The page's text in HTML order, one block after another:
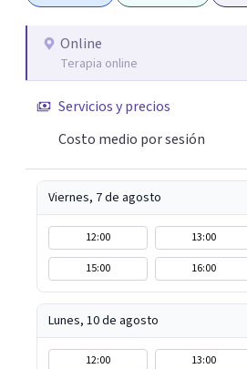
Online
Terapia online
Servicios y precios
Costo medio por sesión
Viernes, 7 de agosto
12:00 13:00
15:00
16:00
Lunes, 10 de agosto
12:00 13:00